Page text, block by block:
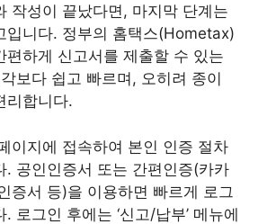
작성이 끝났다면, 마지막 단계는
입니다. 정부의 홈택스(Hometax)
편하게 신고서를 제출할 수 있는
보다 쉽고 빠르며, 오히려 종이
리합니다.
이지에 접속하여 본인 인증 절차
. 공인인증서 또는 간편인증(카카
증서 등)을 이용하면 빠르게 로그
로그인 후에는 ‘신고/납부’ 메뉴에